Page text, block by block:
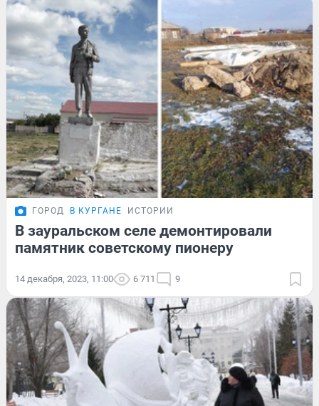
ГОРОД В КУРГАНЕ ИСТОРИИ
В зауральском селе демонтировали
памятник советскому пионеру
14 декабря, 2023, 11:00 6 711 9